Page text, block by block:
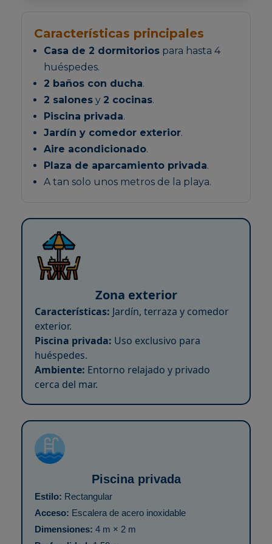
Características principales
Casa de 2 dormitorios para hasta 4
huéspedes.
2 baños con ducha.
2 salones y 2 cocinas.
Piscina privada.
Jardín y comedor exterior.
Aire acondicionado.
Plaza de aparcamiento privada.
A tan solo unos metros de la playa.
Zona exterior
Características: Jardín, terraza y comedor
exterior.
Piscina privada: Uso exclusivo para
huéspedes.
Ambiente: Entorno relajado y privado
cerca del mar.
Piscina privada
Estilo: Rectangular
Acceso: Escalera de acero inoxidable
Dimensiones: 4 m × 2 m